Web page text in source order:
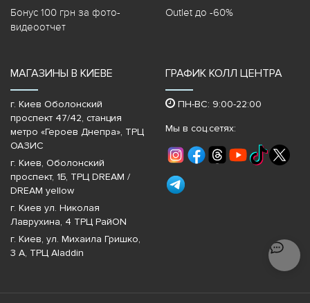
Бонус 100 грн за фото-
видеоотчет
Outlet до -60%
МАГАЗИНЫ В КИЕВЕ
г. Киев Оболонский
проспект 47/42, станция
метро «Героев Днепра»‎, ТРЦ
ОАЗИС
г. Киев, Оболонский
проспект, 1Б, ТРЦ DREAM /
DREAM yellow
г. Киев ул. Николая
Лаврухина, 4 ТРЦ РайON
г. Киев, ул. Михаила Гришко,
3 А, ТРЦ Aladdin
ГРАФИК КОЛЛ ЦЕНТРА
ПН-ВС: 9:00-22:00
Мы в соц.сетях: